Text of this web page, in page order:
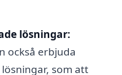
lösningar:
också erbjuda
som att